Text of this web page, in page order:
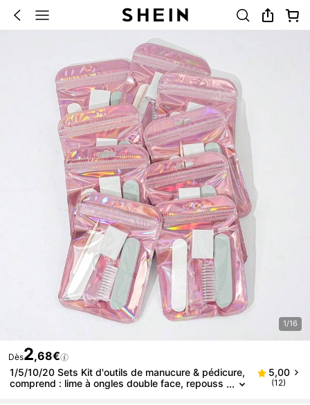
1/16
Dès2,68€
1/5/10/20 Sets Kit d'outils de manucure & pédicure,
comprend : lime à ongles double face, repouss
5,00
(12)